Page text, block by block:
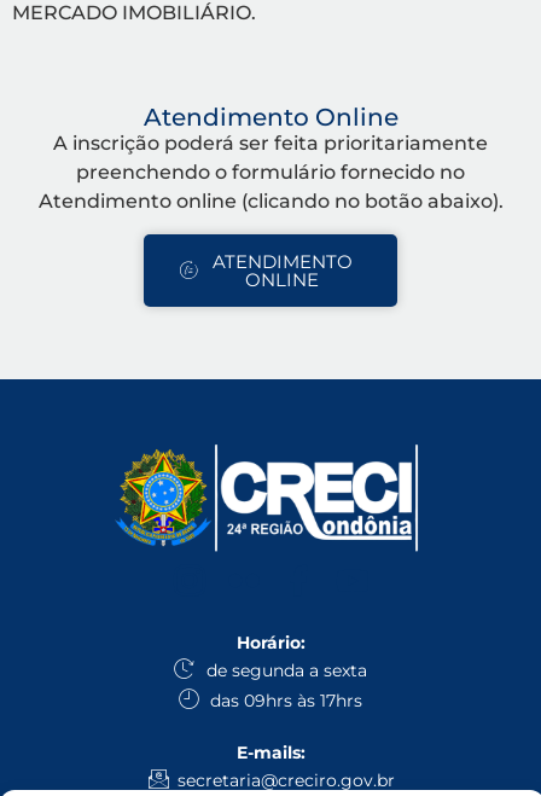
MERCADO IMOBILIÁRIO.
Atendimento Online
A inscrição poderá ser feita prioritariamente
preenchendo o formulário fornecido no
Atendimento online (clicando no botão abaixo).
ATENDIMENTO
ONLINE
Horário:
de segunda a sexta
das 09hrs às 17hrs
E-mails:
secretaria@creciro.gov.br